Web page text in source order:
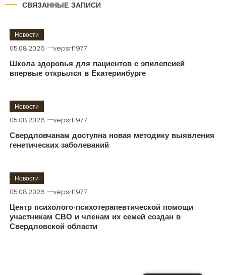
СВЯЗАННЫЕ ЗАПИСИ
Новости
05.08.2026 vepsrf1977
Школа здоровья для пациентов с эпилепсией
впервые открылся в Екатеринбурге
Новости
05.08.2026 vepsrf1977
Свердловчанам доступна новая методику выявления
генетических заболеваний
Новости
05.08.2026 vepsrf1977
Центр психолого-психотерапевтической помощи
участникам СВО и членам их семей создан в
Свердловской области